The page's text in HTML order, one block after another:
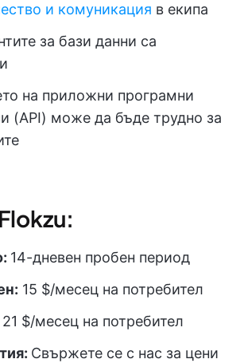
и комуникация в екипа
за бази данни са
на приложни програмни
(API) може да бъде трудно за
14-дневен пробен период
15 $/месец на потребител
21 $/месец на потребител
Свържете се с нас за цени